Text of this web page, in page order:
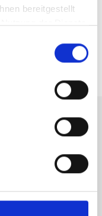
bereitgestellt
der Dienste